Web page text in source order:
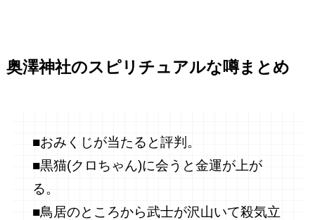
奥澤神社のスピリチュアルな噂まとめ
■おみくじが当たると評判。
■黒猫(クロちゃん)に会うと金運が上が
る。
■鳥居のところから武士が沢山いて殺気立